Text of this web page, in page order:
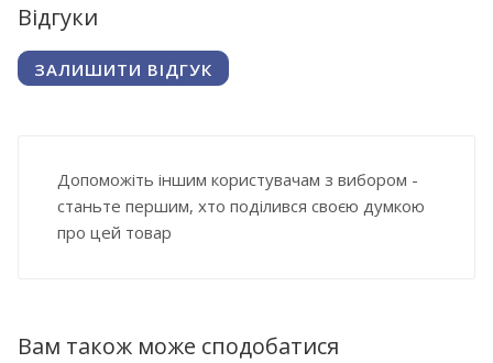
Відгуки
ЗАЛИШИТИ ВІДГУК
Допоможіть іншим користувачам з вибором -
станьте першим, хто поділився своєю думкою
про цей товар
Вам також може сподобатися